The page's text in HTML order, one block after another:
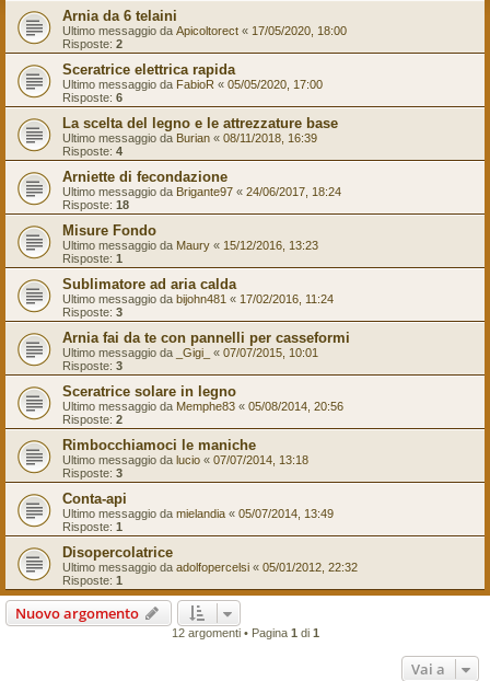
Arnia da 6 telaini
Ultimo messaggio da Apicoltorect « 17/05/2020, 18:00
Risposte: 2
Sceratrice elettrica rapida
Ultimo messaggio da FabioR « 05/05/2020, 17:00
Risposte: 6
La scelta del legno e le attrezzature base
Ultimo messaggio da Burian « 08/11/2018, 16:39
Risposte: 4
Arniette di fecondazione
Ultimo messaggio da Brigante97 « 24/06/2017, 18:24
Risposte: 18
Misure Fondo
Ultimo messaggio da Maury « 15/12/2016, 13:23
Risposte: 1
Sublimatore ad aria calda
Ultimo messaggio da bijohn481 « 17/02/2016, 11:24
Risposte: 3
Arnia fai da te con pannelli per casseformi
Ultimo messaggio da _Gigi_ « 07/07/2015, 10:01
Risposte: 3
Sceratrice solare in legno
Ultimo messaggio da Memphe83 « 05/08/2014, 20:56
Risposte: 2
Rimbocchiamoci le maniche
Ultimo messaggio da lucio « 07/07/2014, 13:18
Risposte: 3
Conta-api
Ultimo messaggio da mielandia « 05/07/2014, 13:49
Risposte: 1
Disopercolatrice
Ultimo messaggio da adolfopercelsi « 05/01/2012, 22:32
Risposte: 1
Nuovo argomento
12 argomenti • Pagina 1 di 1
Vai a